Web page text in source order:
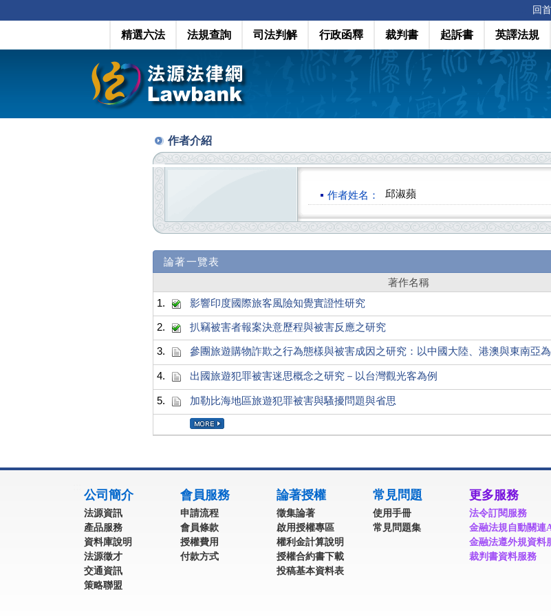
回
精選六法 法規查詢 司法判解 行政函釋 裁判書 起訴書 英譯法規
作者介紹
作者姓名： 邱淑蘋
論著一覽表
著作名稱
1.
影響印度國際旅客風險知覺實證性研究
2. 扒竊被害者報案決意歷程與被害反應之研究
3. 參團旅遊購物詐欺之行為態樣與被害成因之研究：以中國大陸、港澳與東南亞
4. 出國旅遊犯罪被害迷思概念之研究－以台灣觀光客為例
5. 加勒比海地區旅遊犯罪被害與騷擾問題與省思
公司簡介
法源資訊
產品服務
資料庫說明
法源徵才
交通資訊
策略聯盟
會員服務
申請流程
會員條款
授權費用
付款方式
論著授權
徵集論著
啟用授權專區
權利金計算說明
授權合約書下載
投稿基本資料表
常見問題
使用手冊
常見問題集
更多服務
法令訂閱服務
金融法規自動關連
金融法遵外規資料
裁判書資料服務